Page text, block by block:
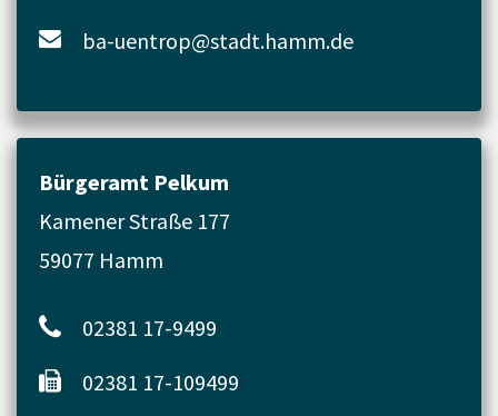
ba-uentrop@stadt.hamm.de
Bürgeramt Pelkum
Kamener Straße 177
59077 Hamm
02381 17-9499
02381 17-109499